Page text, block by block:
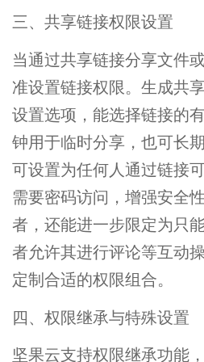
三、共享链接权限设置
当通过共享链接分享文件
准设置链接权限。生成共
设置选项，能选择链接的
钟用于临时分享，也可长
可设置为任何人通过链接
需要密码访问，增强安全
者，还能进一步限定为只
者允许其进行评论等互动
定制合适的权限组合。
四、权限继承与特殊设置
坚果云支持权限继承功能